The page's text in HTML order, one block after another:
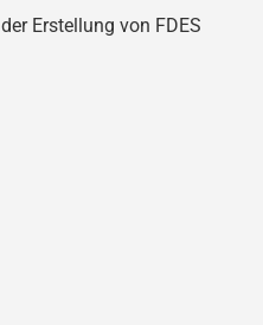
Erstellung von FDES